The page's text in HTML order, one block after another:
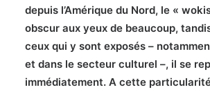
depuis l’Amérique du Nord, le «
obscur aux yeux de beaucoup,
ceux qui y sont exposés –
et dans le secteur culturel –, il se
immédiatement. A cette particularité